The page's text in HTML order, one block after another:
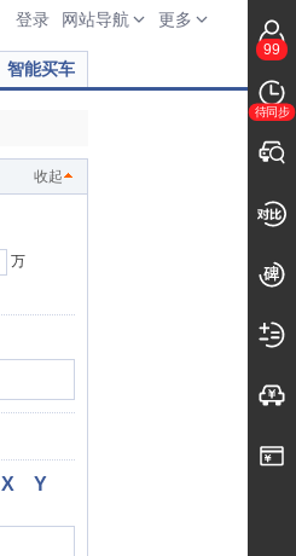
登录 网站导航 更多
智能买车
收起
万
X
Y
99
待同步